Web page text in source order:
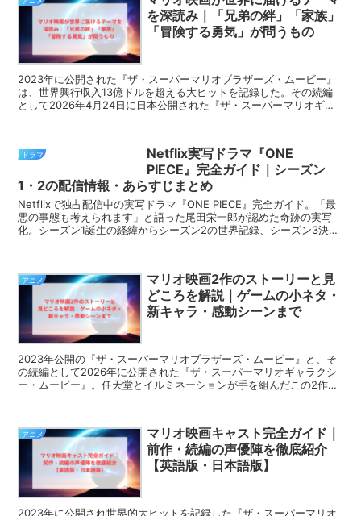
を深読み｜「兄弟の絆」「家族」
「冒険する勇気」が問うもの
2023年に公開された『ザ・スーパーマリオブラザーズ・ムービー』
は、世界興行収入13億ドルを超える大ヒットを記録した。その続編
として2026年4月24日に日本公開された『ザ・スーパーマリオギャ
ドラマ
Netflix実写ドラマ『ONE
PIECE』完全ガイド｜シーズン
1・2の配信情報・あらすじまとめ
Netflixで独占配信中の実写ドラマ『ONE PIECE』完全ガイド。「最
悪の事態も考えられます」と語った尾田栄一郎が認めた奇跡の実写
化。シーズン1誕生の経緯からシーズン2の世界記録、シーズン3決定
アニメ
マリオ映画2作のストーリーと見
どころを解説｜ゲームの小ネタ・
新キャラ・感動シーンまで
2023年公開の『ザ・スーパーマリオブラザーズ・ムービー』と、そ
の続編として2026年に公開された『ザ・スーパーマリオギャラクシ
ー・ムービー』。任天堂とイルミネーションが手を組んだこの2作
アニメ
マリオ映画キャスト完全ガイド｜
前作・続編の声優陣を徹底紹介
【英語版・日本語版】
2023年に公開され世界的大ヒットを記録した『ザ・スーパーマリオ